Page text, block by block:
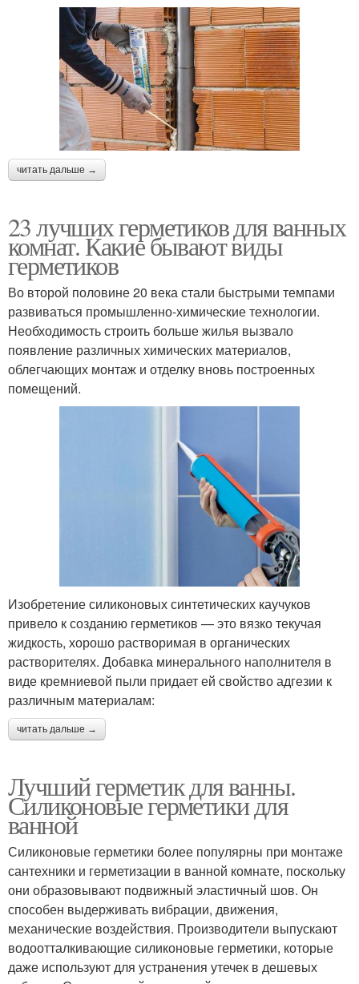
читать дальше →
23 лучших герметиков для ванных
комнат. Какие бывают виды
герметиков
Во второй половине 20 века стали быстрыми темпами
развиваться промышленно-химические технологии.
Необходимость строить больше жилья вызвало
появление различных химических материалов,
облегчающих монтаж и отделку вновь построенных
помещений.
Изобретение силиконовых синтетических каучуков
привело к созданию герметиков — это вязко текучая
жидкость, хорошо растворимая в органических
растворителях. Добавка минерального наполнителя в
виде кремниевой пыли придает ей свойство адгезии к
различным материалам:
читать дальше →
Лучший герметик для ванны.
Силиконовые герметики для
ванной
Силиконовые герметики более популярны при монтаже
сантехники и герметизации в ванной комнате, поскольку
они образовывают подвижный эластичный шов. Он
способен выдерживать вибрации, движения,
механические воздействия. Производители выпускают
водоотталкивающие силиконовые герметики, которые
даже используют для устранения утечек в дешевых